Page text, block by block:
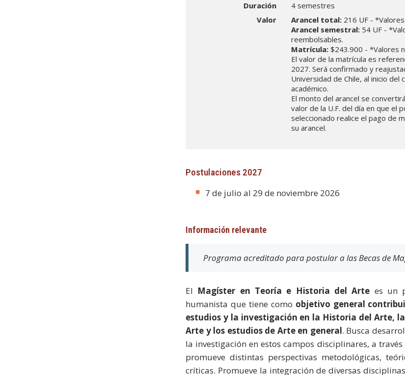
Duración
4 semestres
Valor
Arancel total: 216 UF -
Arancel semestral: 54 UF -
reembolsables.
Matrícula: $243.900 - *Valores
El valor de la matrícula es
2027. Será confirmado y
Universidad de Chile, al inicio del
académico.
El monto del arancel se
valor de la U.F. del día en que el
seleccionado realice el pago de
su arancel.
Postulaciones 2027
7 de julio al 29 de noviembre 2026
Información relevante
Programa acreditado para postular a las Becas de
El Magíster en Teoría e Historia del Arte es un
humanista que tiene como objetivo general
estudios y la investigación en la Historia del Arte,
Arte y los estudios de Arte en general. Busca
la investigación en estos campos disciplinares, a
promueve distintas perspectivas metodológicas,
críticas. Promueve la integración de diversas